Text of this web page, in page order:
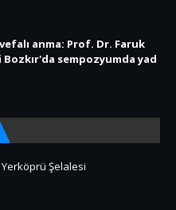
anma: Prof. Dr. Faruk
sempozyumda yad
Yerköprü Şelalesi